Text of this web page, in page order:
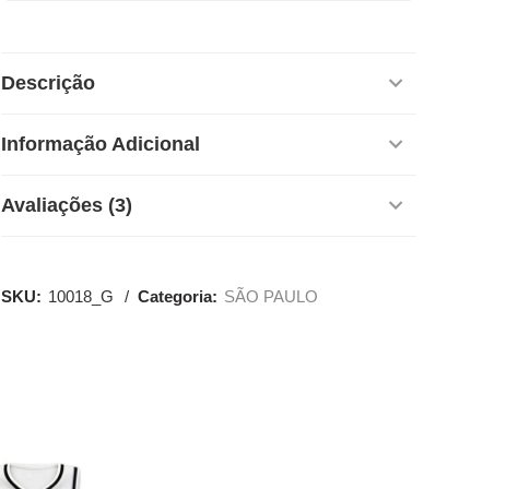
Descrição
Informação Adicional
Avaliações (3)
SKU: 10018_G Categoria: SÃO PAULO